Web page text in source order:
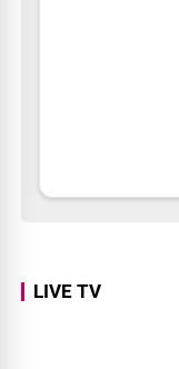
LIVE TV